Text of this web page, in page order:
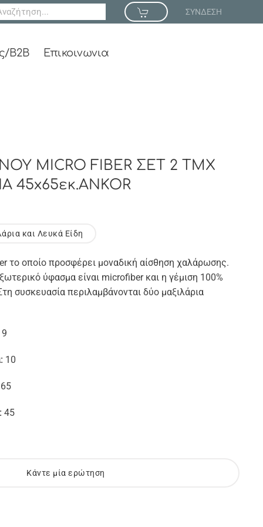
ΣΥΝΔΕΣΗ
B2B Επικοινωνια
MICRO FIBER ΣΕΤ 2 ΤΜΧ
45x65εκ.ANKOR
και Λευκά Είδη
το οποίο προσφέρει μοναδική αίσθηση χαλάρωσης.
ύφασμα είναι microfiber και η γέμιση 100%
συσκευασία περιλαμβάνονται δύο μαξιλάρια
10
65
45
Κάντε μία ερώτηση